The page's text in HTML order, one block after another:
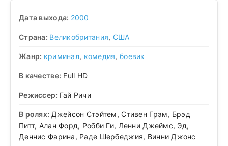
Дата выхода: 2000
Страна: Великобритания, США
Жанр: криминал, комедия,боевик
В качестве: Full HD
Режиссер: Гай Ричи
В ролях: Джейсон Стэйтем, Стивен Грэм, Брэд
Питт, Алан Форд, Робби Ги, Ленни Джеймс, Эд,
Деннис Фарина, Раде Шербеджия, Винни Джонс